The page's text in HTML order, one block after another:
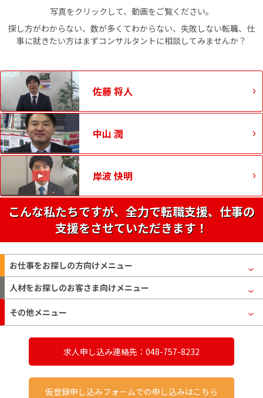
写真をクリックして、動画をご覧ください。
探し方がわからない、数が多くてわからない、失敗しない転職、仕
事に就きたい方はまずコンサルタントに相談してみませんか？
佐藤 将人
中山 潤
岸波 快明
こんな私たちですが、全力で転職支援、仕事の
支援をさせていただきます！
お仕事をお探しの方向けメニュー
人材をお探しのお客さま向けメニュー
その他メニュー
求人申し込み連絡先：048-757-8232
仮登録申し込みフォームでの申し込みはこちら